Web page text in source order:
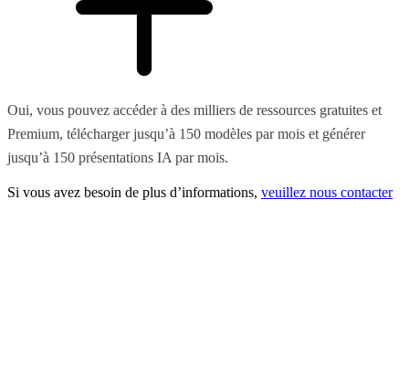
Oui, vous pouvez accéder à des milliers de ressources gratuites et
Premium, télécharger jusqu’à 150 modèles par mois et générer
jusqu’à 150 présentations IA par mois.
Si vous avez besoin de plus d’informations, veuillez nous contacter